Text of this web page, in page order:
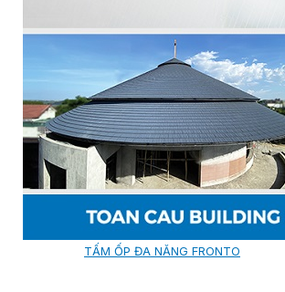
TẤM LỢP KIM LOẠI
PREMIUM - COPPER PRESTIGE
PREMIUM - COPPER PRESTIGE
PREMIUM - COPPER PRESTIGE
PREMIUM - COPPER PRESTIGE
TẤM ỐP VOX
TẤM ỐP TRẦN INFRATOP
TẤM ỐP ĐA NĂNG FRONTO